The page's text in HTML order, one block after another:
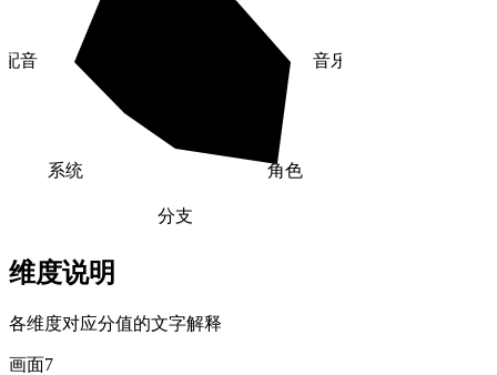
音乐
角色
分支
系统
配音
维度说明
各维度对应分值的文字解释
画面7